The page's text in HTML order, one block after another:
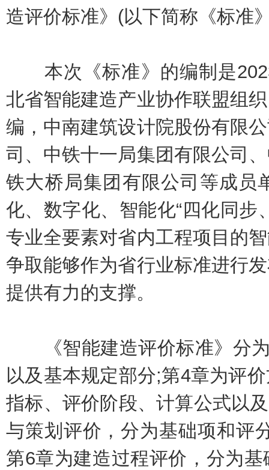
造评价标准》(以下简称《标准
本次《标准》的编制是
北省智能建造产业协作联盟组
编，中南建筑设计院股份有限
司、中铁十一局集团有限公司
铁大桥局集团有限公司等成员
化、数字化、智能化“四化同步
专业全要素对省内工程项目的
争取能够作为省行业标准进行
提供有力的支撑。
《智能建造评价标准》分为
以及基本规定部分;第4章为评
指标、评价阶段、计算公式以
与策划评价，分为基础项和评
第6章为建造过程评价，分为